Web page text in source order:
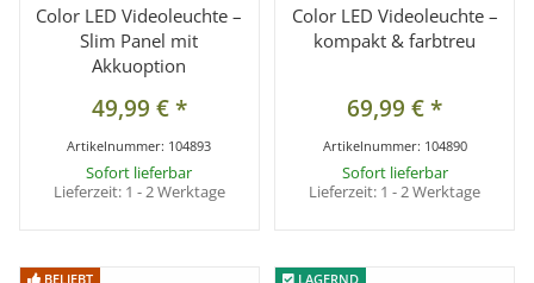
Color LED Videoleuchte –
Slim Panel mit
Akkuoption
49,99 €*
Artikelnummer: 104893
Sofort lieferbar
Lieferzeit: 1 - 2 Werktage
Color LED Videoleuchte –
kompakt & farbtreu
69,99 €*
Artikelnummer: 104890
Sofort lieferbar
Lieferzeit: 1 - 2 Werktage
BELIEBT
BELIEBT LAGERND
LAGERND